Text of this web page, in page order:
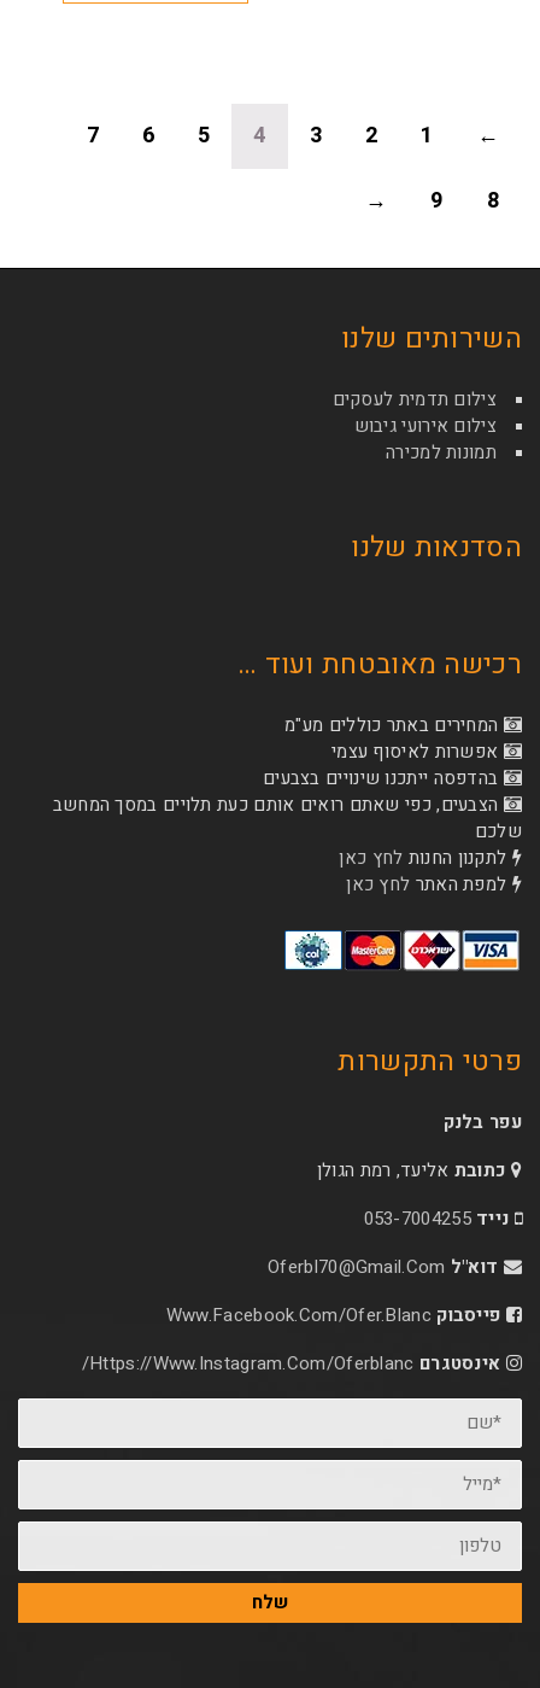
←
1
2
3
4
5
6
7
8
9
→
השירותים שלנו
צילום תדמית לעסקים
צילום אירועי גיבוש
תמונות למכירה
הסדנאות שלנו
רכישה מאובטחת ועוד …
המחירים באתר כוללים מע"מ
אפשרות לאיסוף עצמי
בהדפסה ייתכנו שינויים בצבעים
הצבעים, כפי שאתם רואים אותם כעת תלויים במסך המחשב
שלכם
לתקנון החנות לחץ כאן
למפת האתר לחץ כאן
פרטי התקשרות
עפר בלנק
כתובת אליעד, רמת הגולן
נייד 053-7004255
דוא"ל Oferbl70@Gmail.Com
פייסבוק Www.facebook.com/ofer.blanc
אינסטגרם Https://www.instagram.com/oferblanc/
*שם
*מייל
טלפון
שלח